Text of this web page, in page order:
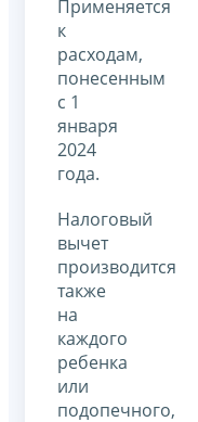
Применяется
к
расходам,
понесенным
с 1
января
2024
года.
Налоговый
вычет
производится
также
на
каждого
ребенка
или
подопечного,